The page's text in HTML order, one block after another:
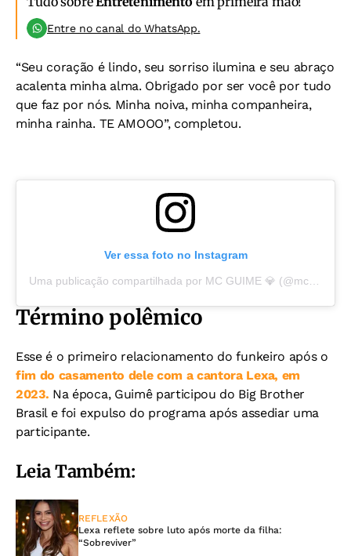
Entre no canal do WhatsApp.
“Seu coração é lindo, seu sorriso ilumina e seu abraço
acalenta minha alma. Obrigado por ser você por tudo
que faz por nós. Minha noiva, minha companheira,
minha rainha. TE AMOOO”, completou.
Ver essa foto no Instagram
Uma publicação compartilhada por MC GUIME 💎 (@mcguime)
Término polêmico
Esse é o primeiro relacionamento do funkeiro após o
fim do casamento dele com a cantora Lexa, em
2023. Na época, Guimê participou do Big Brother
Brasil e foi expulso do programa após assediar uma
participante.
Leia Também:
REFLEXÃO
Lexa reflete sobre luto após morte da filha:
“Sobreviver”